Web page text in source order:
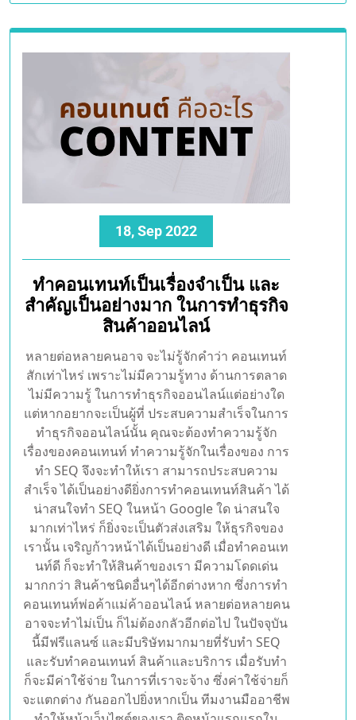
18, Sep 2022
ทำคอนเทนท์เป็นเรื่องจำเป็น และ
สำคัญเป็นอย่างมาก ในการทำธุรกิจ
สินค้าออนไลน์
หลายต่อหลายคนอาจ จะไม่รู้จักคำว่า คอนเทนท์
สักเท่าไหร่ เพราะไม่มีความรู้ทาง ด้านการตลาด
ไม่มีความรู้ ในการทำธุรกิจออนไลน์แต่อย่างใด
แต่หากอยากจะเป็นผู้ที่ ประสบความสำเร็จในการ
ทำธุรกิจออนไลน์นั้น คุณจะต้องทำความรู้จัก
เรื่องของคอนเทนท์ ทำความรู้จักในเรื่องของ การ
ทำ SEQ จึงจะทำให้เรา สามารถประสบความ
สำเร็จ ได้เป็นอย่างดียิ่งการทำคอนเทนท์สินค้า ได้
น่าสนใจทำ SEQ ในหน้า Google ใด น่าสนใจ
มากเท่าไหร่ ก็ยิ่งจะเป็นตัวส่งเสริม ให้ธุรกิจของ
เรานั้น เจริญก้าวหน้าได้เป็นอย่างดี เมื่อทำคอนเท
นท์ดี ก็จะทำให้สินค้าของเรา มีความโดดเด่น
มากกว่า สินค้าชนิดอื่นๆได้อีกต่างหาก ซึ่งการทำ
คอนเทนท์พ่อค้าแม่ค้าออนไลน์ หลายต่อหลายคน
อาจจะทำไม่เป็น ก็ไม่ต้องกลัวอีกต่อไป ในปัจจุบัน
นี้มีฟรีแลนซ์ และมีบริษัทมากมายที่รับทำ SEQ
และรับทำคอนเทนท์ สินค้าและบริการ เมื่อรับทำ
ก็จะมีค่าใช้จ่าย ในการที่เราจะจ้าง ซึ่งค่าใช้จ่ายก็
จะแตกต่าง กันออกไปยิ่งหากเป็น ทีมงานมืออาชีพ